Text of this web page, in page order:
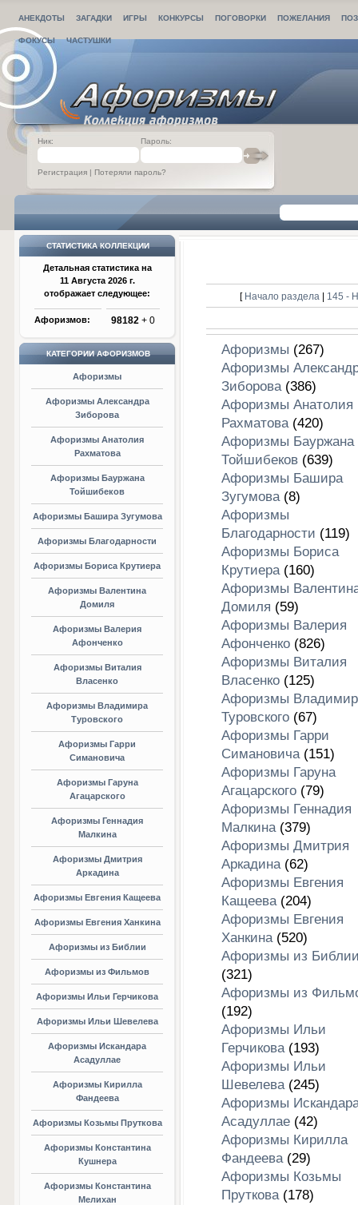
АНЕКДОТЫ ЗАГАДКИ ИГРЫ КОНКУРСЫ ПОГОВОРКИ ПОЖЕЛАНИЯ
ФОКУСЫ ЧАСТУШКИ
Ник: Пароль:
Регистрация | Потеряли пароль?
СТАТИСТИКА КОЛЛЕКЦИИ
Детальная статистика на
11 Августа 2026 г.
отображает следующее:
Афоризмов: 98182 + 0
КАТЕГОРИИ АФОРИЗМОВ
Афоризмы
Афоризмы Александра
Зиборова
Афоризмы Анатолия
Рахматова
Афоризмы Бауржана
Тойшибеков
Афоризмы Башира Зугумова
Афоризмы Благодарности
Афоризмы Бориса Крутиера
Афоризмы Валентина
Домиля
Афоризмы Валерия
Афонченко
Афоризмы Виталия
Власенко
Афоризмы Владимира
Туровского
Афоризмы Гарри
Симановича
Афоризмы Гаруна
Агацарского
Афоризмы Геннадия
Малкина
Афоризмы Дмитрия
Аркадина
Афоризмы Евгения Кащеева
Афоризмы Евгения Ханкина
Афоризмы из Библии
Афоризмы из Фильмов
Афоризмы Ильи Герчикова
Афоризмы Ильи Шевелева
Афоризмы Искандара
Асадуллае
Афоризмы Кирилла
Фандеева
Афоризмы Козьмы Пруткова
Афоризмы Константина
Кушнера
Афоризмы Константина
Мелихан
[ Начало раздела | 145 -
Афоризмы (267)
Афоризмы
Зиборова(386)
Афоризмы Анатолия
Рахматова(420)
Афоризмы Бауржана
Тойшибеков(639)
Афоризмы Башира
Зугумова(8)
Афоризмы
Благодарности (119)
Афоризмы Бориса
Крутиера(160)
Афоризмы
Домиля (59)
Афоризмы Валерия
Афонченко(826)
Афоризмы Виталия
Власенко(125)
Афоризмы
Туровского(67)
Афоризмы Гарри
Симановича(151)
Афоризмы Гаруна
Агацарского(79)
Афоризмы Геннадия
Малкина(379)
Афоризмы Дмитрия
Аркадина(62)
Афоризмы Евгения
Кащеева(204)
Афоризмы Евгения
Ханкина(520)
Афоризмы из
(321)
Афоризмы из
(192)
Афоризмы Ильи
Герчикова(193)
Афоризмы Ильи
Шевелева(245)
Афоризмы
Асадуллае(42)
Афоризмы Кирилла
Фандеева(29)
Афоризмы Козьмы
Пруткова(178)